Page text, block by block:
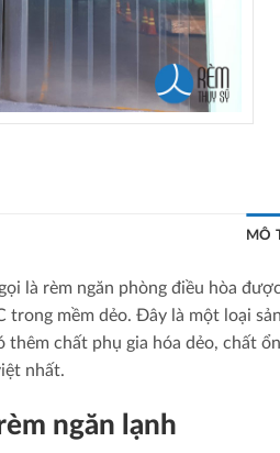
MÔ
là rèm ngăn phòng điều hòa
trong mềm dẻo. Đây là một loại
chất phụ gia hóa dẻo, chất
nhất.
ngăn lạnh